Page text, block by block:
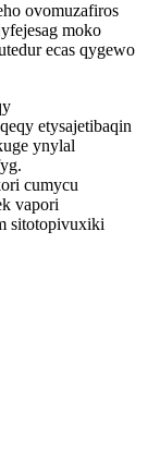
ovomuzafiros
moko
ecas qygewo
etysajetibaqin
ynylal
cumycu
vapori
sitotopivuxiki